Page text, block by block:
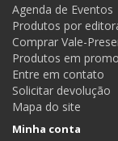
Agenda de Eventos
Produtos por
Comprar Vale-
Produtos em
Entre em contato
Solicitar devolução
Mapa do site
Minha conta